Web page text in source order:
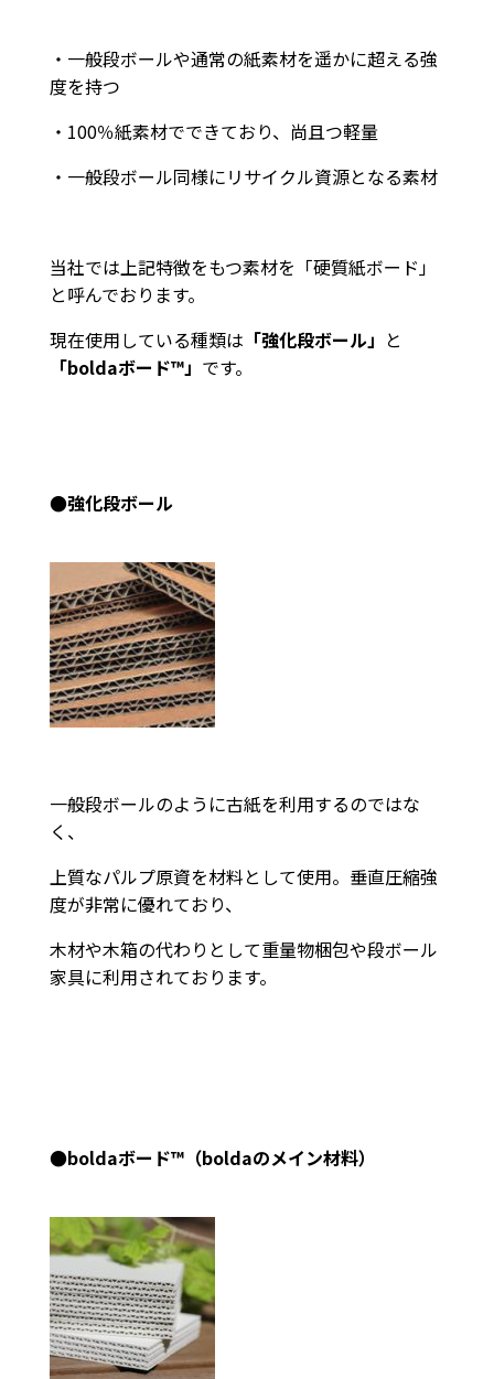
・一般段ボールや通常の紙素材を遥かに超える強
度を持つ
・100％紙素材でできており、尚且つ軽量
・一般段ボール同様にリサイクル資源となる素材
当社では上記特徴をもつ素材を「硬質紙ボード」
と呼んでおります。
現在使用している種類は 「強化段ボール」 と
「boldaボード™」 です。
●強化段ボール
一般段ボールのように古紙を利用するのではな
く、
上質なパルプ原資を材料として使用。垂直圧縮強
度が非常に優れており、
木材や木箱の代わりとして重量物梱包や段ボール
家具に利用されております。
●boldaボード™（boldaのメイン材料）